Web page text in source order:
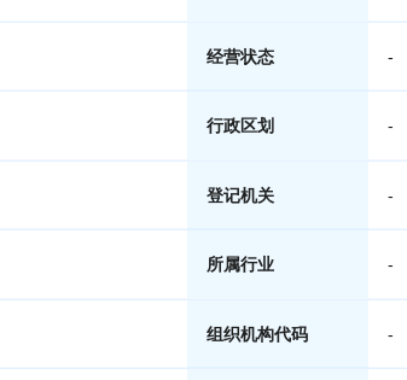
经营状态 -
行政区划 -
登记机关 -
所属行业 -
组织机构代码 -